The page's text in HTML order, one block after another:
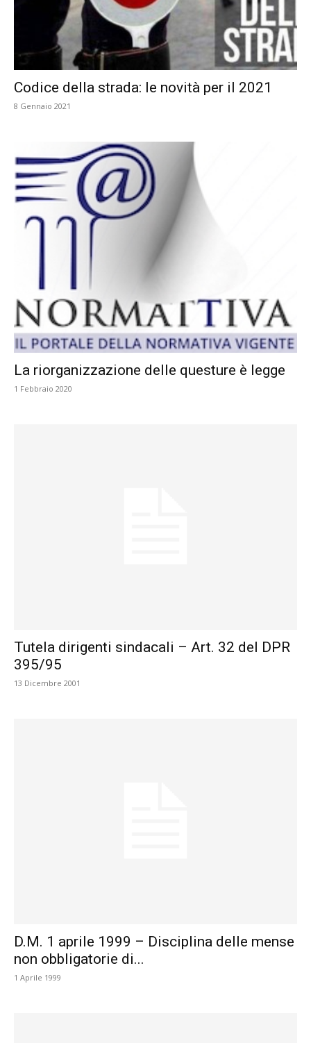
Codice della strada: le novità per il 2021
8 Gennaio 2021
La riorganizzazione delle questure è legge
1 Febbraio 2020
Tutela dirigenti sindacali – Art. 32 del DPR
395/95
13 Dicembre 2001
D.M. 1 aprile 1999 – Disciplina delle mense
non obbligatorie di...
1 Aprile 1999